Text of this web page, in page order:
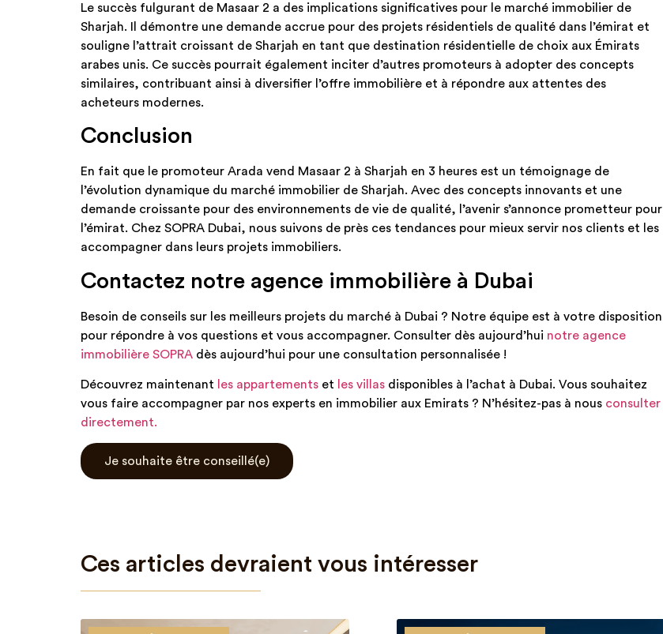
Le succès fulgurant de Masaar 2 a des implications significatives pour le marché immobilier de
Sharjah. Il démontre une demande accrue pour des projets résidentiels de qualité dans l’émirat et
souligne l’attrait croissant de Sharjah en tant que destination résidentielle de choix aux Émirats
arabes unis. Ce succès pourrait également inciter d’autres promoteurs à adopter des concepts
similaires, contribuant ainsi à diversifier l’offre immobilière et à répondre aux attentes des
acheteurs modernes.​
Conclusion
En fait que le promoteur Arada vend Masaar 2 à Sharjah en 3 heures est un témoignage de
l’évolution dynamique du marché immobilier de Sharjah. Avec des concepts innovants et une
demande croissante pour des environnements de vie de qualité, l’avenir s’annonce prometteur pour
l’émirat. Chez SOPRA Dubai, nous suivons de près ces tendances pour mieux servir nos clients et les
accompagner dans leurs projets immobiliers.
Contactez notre agence immobilière à Dubai
Besoin de conseils sur les meilleurs projets du marché à Dubai ? Notre équipe est à votre disposition
pour répondre à vos questions et vous accompagner. Consulter dès aujourd’hui notre agence
immobilière SOPRA dès aujourd’hui pour une consultation personnalisée !
Découvrez maintenant les appartements et les villas disponibles à l’achat à Dubai. Vous souhaitez
vous faire accompagner par nos experts en immobilier aux Emirats ? N’hésitez-pas à nous consulter
directement.
Je souhaite être conseillé(e)
Ces articles devraient vous intéresser